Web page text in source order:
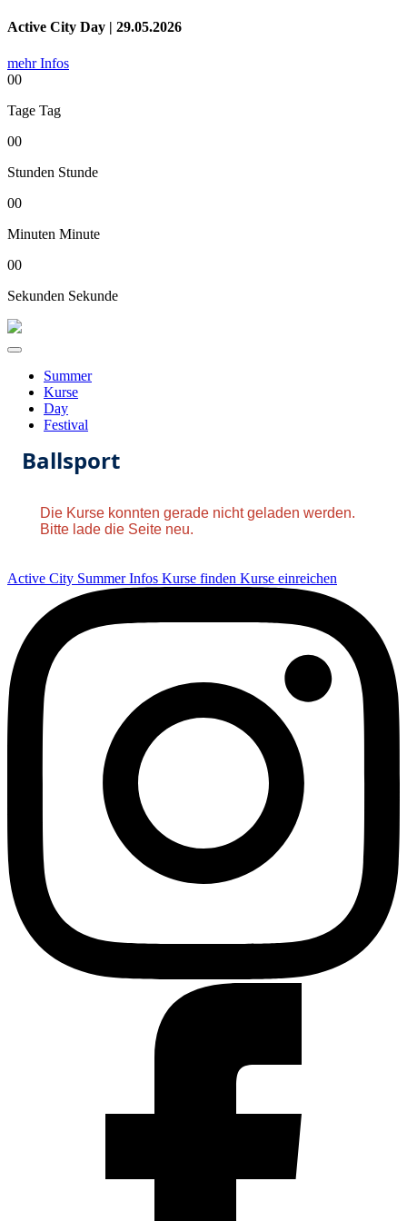
Active City Day | 29.05.2026
mehr Infos
00
Tage Tag
00
Stunden Stunde
00
Minuten Minute
00
Sekunden Sekunde
Summer
Kurse
Day
Festival
Ballsport
Die Kurse konnten gerade nicht geladen werden.
Bitte lade die Seite neu.
Active City SummerInfos Kurse finden Kurse einreichen